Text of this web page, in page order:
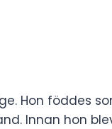
Hon föddes
Innan hon